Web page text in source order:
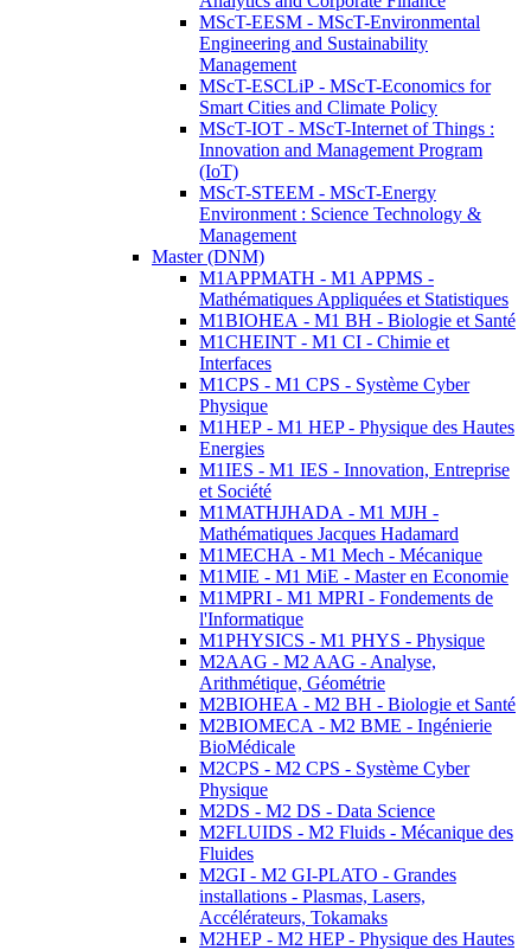
MScT-EESM - MScT-Environmental
Engineering and Sustainability
Management
MScT-ESCLiP - MScT-Economics for
Smart Cities and Climate Policy
MScT-IOT - MScT-Internet of Things :
Innovation and Management Program
(IoT)
MScT-STEEM - MScT-Energy
Environment : Science Technology &
Management
Master (DNM)
M1APPMATH - M1 APPMS -
Mathématiques Appliquées et Statistiques
M1BIOHEA - M1 BH - Biologie et Santé
M1CHEINT - M1 CI - Chimie et
Interfaces
M1CPS - M1 CPS - Système Cyber
Physique
M1HEP - M1 HEP - Physique des Hautes
Energies
M1IES - M1 IES - Innovation, Entreprise
et Société
M1MATHJHADA - M1 MJH -
Mathématiques Jacques Hadamard
M1MECHA - M1 Mech - Mécanique
M1MIE - M1 MiE - Master en Economie
M1MPRI - M1 MPRI - Fondements de
l'Informatique
M1PHYSICS - M1 PHYS - Physique
M2AAG - M2 AAG - Analyse,
Arithmétique, Géométrie
M2BIOHEA - M2 BH - Biologie et Santé
M2BIOMECA - M2 BME - Ingénierie
BioMédicale
M2CPS - M2 CPS - Système Cyber
Physique
M2DS - M2 DS - Data Science
M2FLUIDS - M2 Fluids - Mécanique des
Fluides
M2GI - M2 GI-PLATO - Grandes
installations - Plasmas, Lasers,
Accélérateurs, Tokamaks
M2HEP - M2 HEP - Physique des Hautes